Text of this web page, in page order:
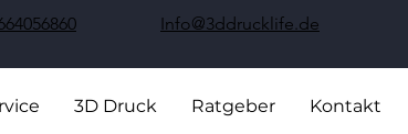
Info@3ddrucklife.de
3D Druck Ratgeber Kontakt